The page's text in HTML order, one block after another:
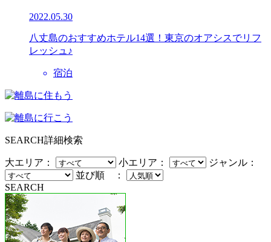
2022.05.30
八丈島のおすすめホテル14選！東京のオアシスでリフ
レッシュ♪
宿泊
SEARCH詳細検索
大エリア： 小エリア：
ジャンル：
並び順 ：
SEARCH